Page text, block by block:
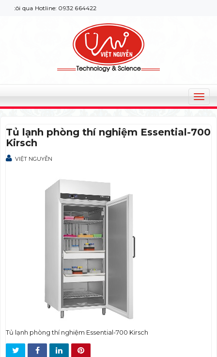
qua Hotline: 0932 664422
T
o
g
Tủ lạnh phòng thí nghiệm Essential-700
Kirsch
VIỆT NGUYỄN
Tủ lạnh phòng thí nghiệm Essential-700 Kirsch